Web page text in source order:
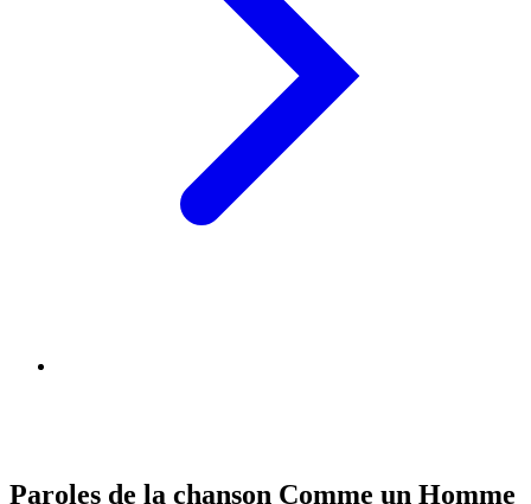
Paroles de la chanson Comme un Homme